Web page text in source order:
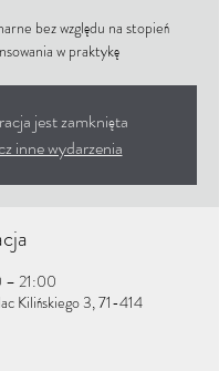
bez względu na stopień
w praktykę
jest zamknięta
inne wydarzenia
– 21:00
Kilińskiego 3, 71-414